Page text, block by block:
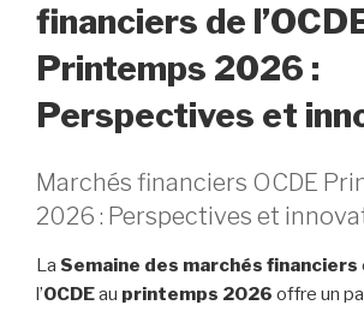
financiers de
Printemps 2026 :
Perspectives et
Marchés financiers OCDE
2026 : Perspectives et
La Semaine des marchés financiers
l’OCDEau printemps 2026 offre un